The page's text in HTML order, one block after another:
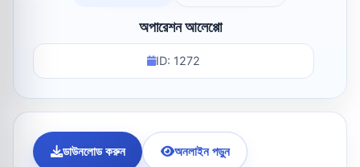
অপারেশন আলেপ্পো
ID: 1272
ডাউনলোড করুন অনলাইন পড়ুন